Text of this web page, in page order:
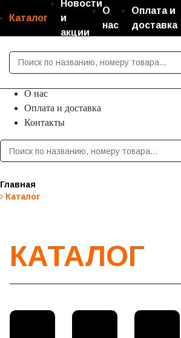
Каталог
Новости
и
акции
О
нас
Оплата и
доставка
Каталог
О нас
Оплата и доставка
Контакты
Главная
Каталог
КАТАЛОГ